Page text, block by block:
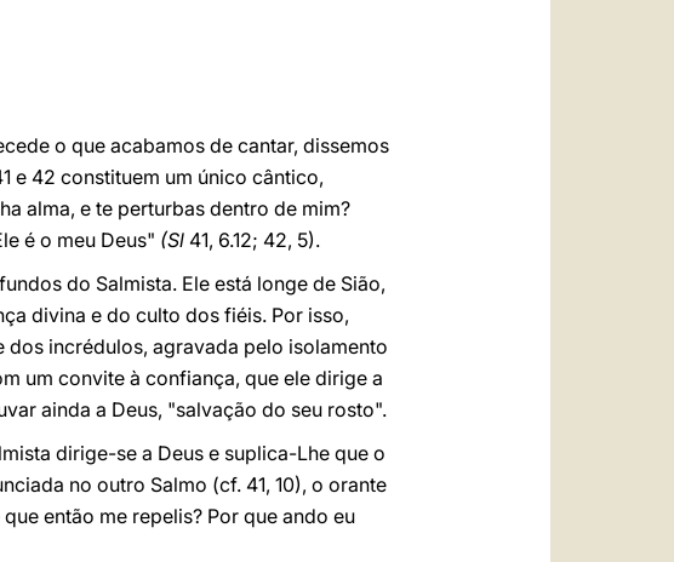
o que acabamos de cantar, dissemos
e 42 constituem um único cântico,
alma, e te perturbas dentro de mim?
é o meu Deus" (Sl 41, 6.12; 42, 5).
do Salmista. Ele está longe de Sião,
divina e do culto dos fiéis. Por isso,
incrédulos, agravada pelo isolamento
um convite à confiança, que ele dirige a
ainda a Deus, "salvação do seu rosto".
dirige-se a Deus e suplica-Lhe que o
no outro Salmo (cf. 41, 10), o orante
então me repelis? Por que ando eu